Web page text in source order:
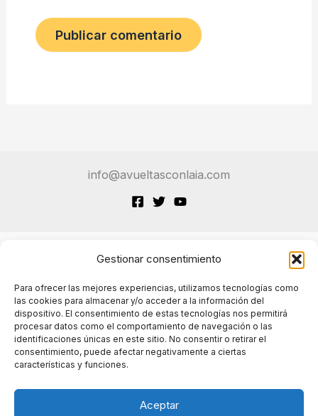
Gestionar consentimiento
Para ofrecer las mejores experiencias, utilizamos tecnologías como
las cookies para almacenar y/o acceder a la información del
dispositivo. El consentimiento de estas tecnologías nos permitirá
procesar datos como el comportamiento de navegación o las
identificaciones únicas en este sitio. No consentir o retirar el
consentimiento, puede afectar negativamente a ciertas
características y funciones.
Aceptar
info@avueltasconlaia.com
Políticas de cookies
Políticas de privacidad